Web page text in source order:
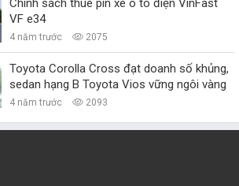
Chính sách thuê pin xe ô tô điện VinFast
VF e34
4 năm trước 2075
Toyota Corolla Cross đạt doanh số khủng,
sedan hạng B Toyota Vios vững ngôi vàng
4 năm trước 2093